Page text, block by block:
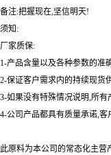
备注:把握现在,坚信明天!
须知:
厂家质保:
1-产品含量以及各种参数的准
2-保证客户需求内的持续现货
3-如果没有特殊情况说明,所有
4-公司产品都具有质量承诺,客
此原料为本公司的常态化主